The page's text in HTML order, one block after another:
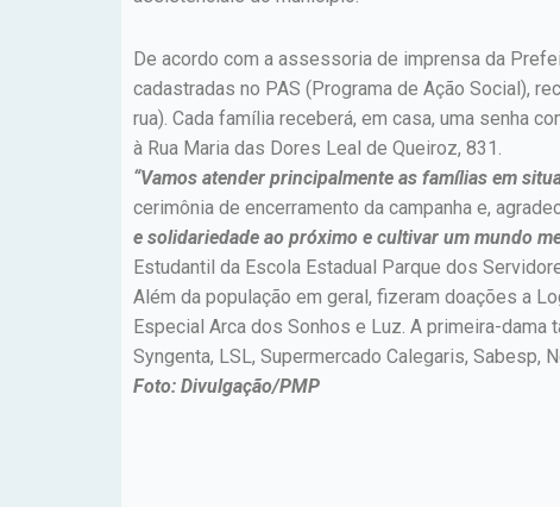
De acordo com a assessoria de imprensa da
cadastradas no PAS (Programa de Ação Social),
rua). Cada família receberá, em casa, uma senha
à Rua Maria das Dores Leal de Queiroz, 831.
“Vamos atender principalmente as famílias em
cerimônia de encerramento da campanha e,
e solidariedade ao próximo e cultivar um mundo
Estudantil da Escola Estadual Parque dos
Além da população em geral, fizeram doações a
Especial Arca dos Sonhos e Luz. A primeira-
Syngenta, LSL, Supermercado Calegaris, Sabesp,
Foto: Divulgação/PMP